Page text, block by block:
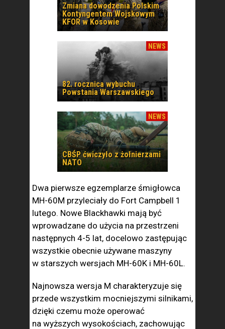
Zmiana dowodzenia Polskim
Kontyngentem Wojskowym
KFOR w Kosowie
NEWS
82. rocznica wybuchu
Powstania Warszawskiego
NEWS
CBŚP ćwiczyło z żołnierzami
NATO
Dwa pierwsze egzemplarze śmigłowca
MH-60M przyleciały do Fort Campbell 1
lutego. Nowe Blackhawki mają być
wprowadzane do użycia na przestrzeni
następnych 4-5 lat, docelowo zastępując
wszystkie obecnie używane maszyny
w starszych wersjach MH-60K i MH-60L.
Najnowsza wersja M charakteryzuje się
przede wszystkim mocniejszymi silnikami,
dzięki czemu może operować
na wyższych wysokościach, zachowując